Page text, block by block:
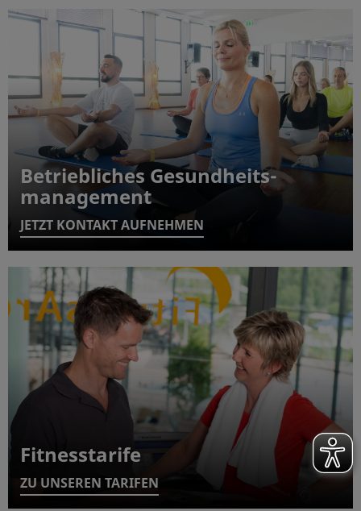
Betriebliches Gesundheits-
management
JETZT KONTAKT AUFNEHMEN
Fitnesstarife
ZU UNSEREN TARIFEN